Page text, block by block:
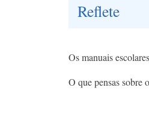
Reflete
Os manuais
O que pensas sobre